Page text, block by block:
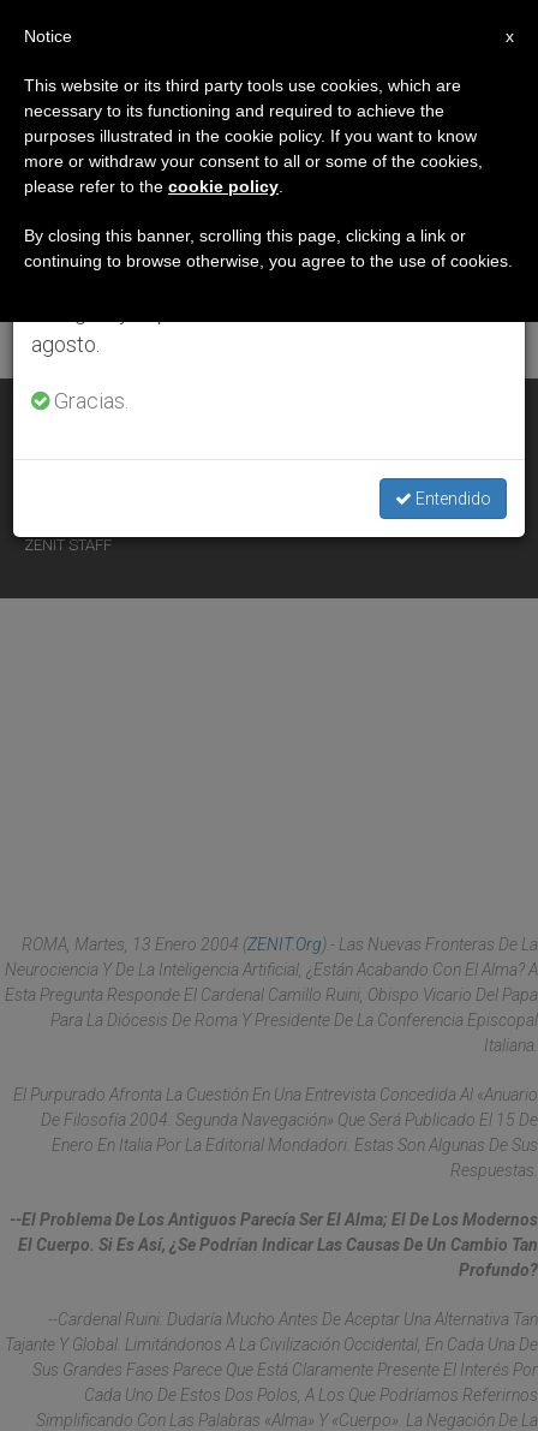
ETIQUETA
Posts Tagged
‘nurociencia’
ÚLTIMAS NOTICIAS
La neurociencia, ¿está acabando con el alma? Responde el
ZENIT STAFF
ROMA, Martes, 13 Enero 2004 (ZENIT.org).- Las Nuevas Fronteras De La
Neurociencia Y De La Inteligencia Artificial, ¿están Acabando Con El Alma? A
Esta Pregunta Responde El Cardenal Camillo Ruini, Obispo Vicario Del Papa
Para La Diócesis De Roma Y Presidente De La Conferencia Episcopal
Italiana.
El Purpurado Afronta La Cuestión En Una Entrevista Concedida Al «Anuario
De Filosofía 2004. Segunda Navegación» Que Será Publicado El 15 De
Enero En Italia Por La Editorial Mondadori. Estas Son Algunas De Sus
Respuestas.
--El Problema De Los Antiguos Parecía Ser El Alma; El De Los Modernos
El Cuerpo. Si Es Así, ¿se Podrían Indicar Las Causas De Un Cambio Tan
Profundo?
--Cardenal Ruini: Dudaría Mucho Antes De Aceptar Una Alternativa Tan
Tajante Y Global. Limitándonos A La Civilización Occidental, En Cada Una De
Sus Grandes Fases Parece Que Está Claramente Presente El Interés Por
Cada Uno De Estos Dos Polos, A Los Que Podríamos Referirnos
Simplificando Con Las Palabras «alma» Y «cuerpo». La Negación De La
×
Aviso importante
Del 27 de julio al 7 de agosto haremos la pausa
anual, aprovechando que en el periodo de verano
se generan menos informaciones y también el
agosto.
Gracias.
Entendido
x
Notice
This website or its third party tools use cookies, which are
necessary to its functioning and required to achieve the
purposes illustrated in the cookie policy. If you want to know
more or withdraw your consent to all or some of the cookies,
please refer to the cookie policy
By closing this banner, scrolling this page, clicking a link or
continuing to browse otherwise, you agree to the use of cookies.